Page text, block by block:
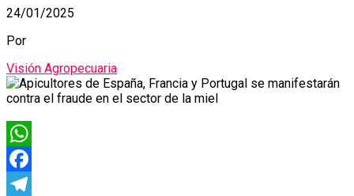
24/01/2025
Por
Visión Agropecuaria
WhatsApp
Facebook